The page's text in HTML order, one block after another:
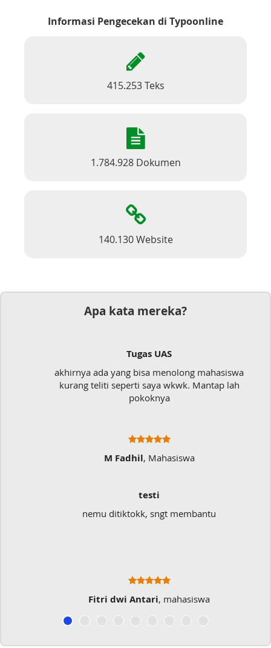
Informasi Pengecekan di Typoonline
415.253 Teks
1.784.928 Dokumen
140.130 Website
Apa kata mereka?
Tugas UAS
akhirnya ada yang bisa menolong mahasiswa
kurang teliti seperti saya wkwk. Mantap lah
pokoknya
M Fadhil, Mahasiswa
testi
nemu ditiktokk, sngt membantu
Fitri dwi Antari, mahasiswa